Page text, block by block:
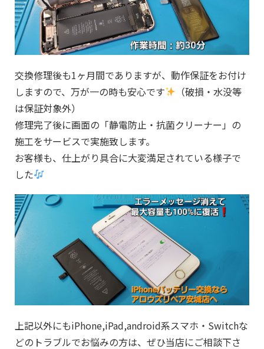
交換修理後も1ヶ月間でありますが、動作保証をお付け
しますので、万が一の時も安心です
（破損・水没等
は保証対象外）
修理完了後に画面の「静電防止・抗菌クリーナー」の
施工をサービスで実施致します。
お客様も、仕上がり具合に大変満足されている様子で
した
上記以外にもiPhone,iPad,android系スマホ・Switchな
どのトラブルでお悩みの方は、ぜひ当店にご相談下さ